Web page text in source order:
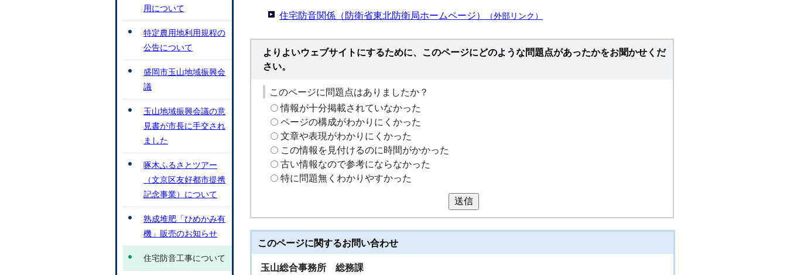
住宅防音関係（防衛省東北防衛局ホームページ） （外部リンク）
よりよいウェブサイトにするために、このページにどのような問題点があったかをお聞かせくだ
さい。
このページに問題点はありましたか？
情報が十分掲載されていなかった
ページの構成がわかりにくかった
文章や表現がわかりにくかった
この情報を見付けるのに時間がかかった
古い情報なので参考にならなかった
特に問題無くわかりやすかった
送信
このページに関するお問い合わせ
玉山総合事務所 総務課
用について
特定農用地利用規程の
公告について
盛岡市玉山地域振興会
議
玉山地域振興会議の意
見書が市長に手交され
ました
啄木ふるさとツアー
（文京区友好都市提携
記念事業）について
熟成堆肥「ひめかみ有
機」販売のお知らせ
住宅防音工事について